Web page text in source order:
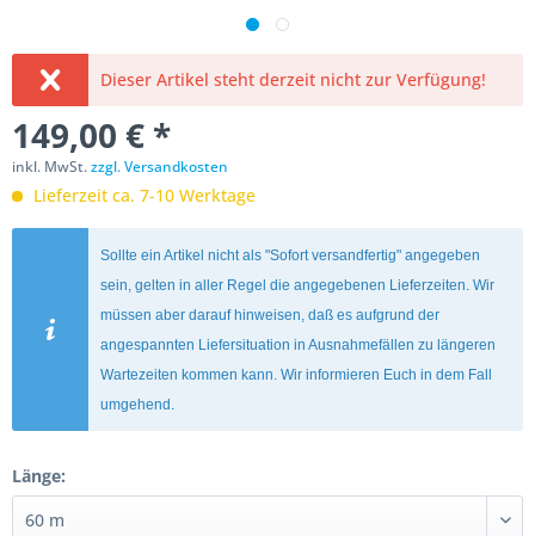
Dieser Artikel steht derzeit nicht zur Verfügung!
149,00 € *
inkl. MwSt.zzgl. Versandkosten
Lieferzeit ca. 7-10 Werktage
Sollte ein Artikel nicht als "Sofort versandfertig" angegeben
sein, gelten in aller Regel die angegebenen Lieferzeiten. Wir
müssen aber darauf hinweisen, daß es aufgrund der
angespannten Liefersituation in Ausnahmefällen zu längeren
Wartezeiten kommen kann. Wir informieren Euch in dem Fall
umgehend.
Länge: